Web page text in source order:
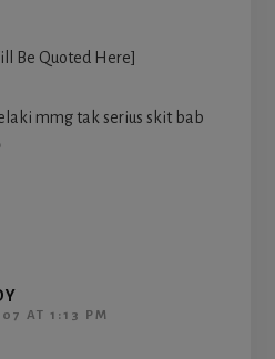
Be Quoted Here]
mmg tak serius skit bab
AT 1:13 PM